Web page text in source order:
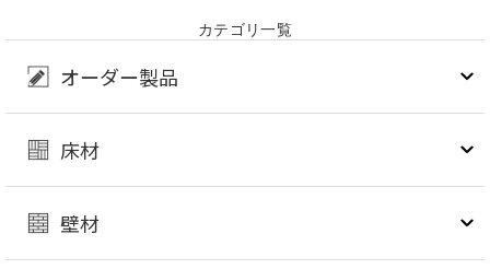
カテゴリ一覧
オーダー製品
床材
壁材